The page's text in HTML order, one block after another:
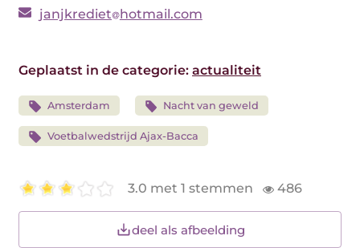
janjkrediet hotmail.com
Geplaatst in de categorie: actualiteit
Amsterdam Nacht van geweld
Voetbalwedstrijd Ajax-Bacca
3.0 met 1 stemmen 486
deel als afbeelding